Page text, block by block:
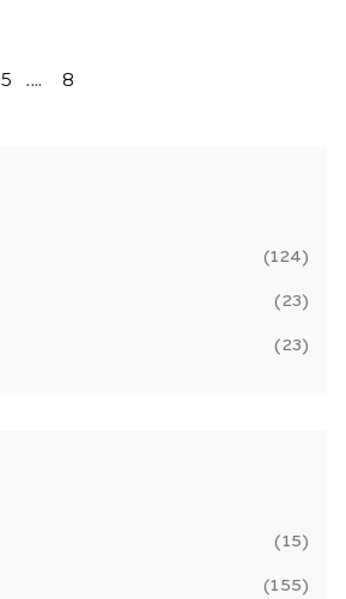
5 .... 8
124
23
23
15
155